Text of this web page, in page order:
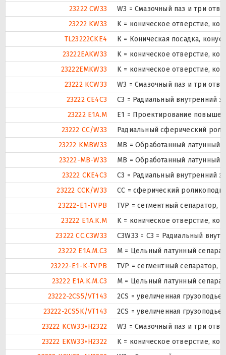
23222 CW33
W3 = Смазочный паз и три
23222 KW33
K = коническое отверстие,
TL23222CKE4
К = Коническая посадка,
23222EAKW33
K = коническое отверстие,
23222EMKW33
K = коническое отверстие,
23222 KCW33
W3 = Смазочный паз и три
23222 CE4C3
C3 = Радиальный внутренний
23222 E1A.M
E1 = Проектирование
23222 CC/W33
Радиальный сферический
23222 KMBW33
MB = Обработанный латунный
23222-MB-W33
MB = Обработанный латунный
23222 CKE4C3
C3 = Радиальный внутренний
23222 CCK/W33
CC = сферический
23222-E1-TVPB
TVP = сегментный сепаратор,
23222 E1A.K.M
K = коническое отверстие,
23222 CC.C3W33
C3W33 = C3 = Радиальный
23222 E1A.M.C3
M = Цельный латунный
23222-E1-K-TVPB
TVP = сегментный сепаратор,
23222 E1A.K.M.C3
M = Цельный латунный
23222-2CS5/VT143
2CS = увеличенная
23222-2CS5K/VT143
2CS = увеличенная
23222 KCW33+H2322
W3 = Смазочный паз и три
23222 EKW33+H2322
K = коническое отверстие,